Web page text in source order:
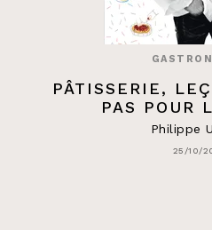
PÂTISSERIE,
PAS POUR
Philippe
25/10/